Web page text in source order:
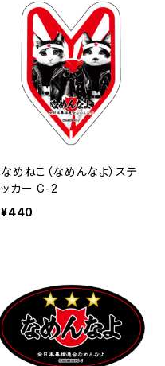
なめねこ（なめんなよ）ステ
ッカー G-2
¥440